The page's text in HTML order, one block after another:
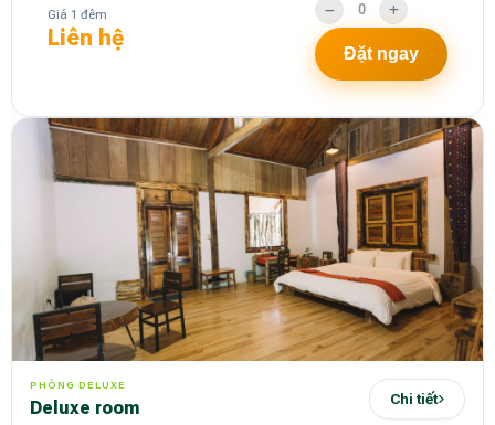
Giá 1 đêm
Liên hệ
Đặt ngay
PHÒNG DELUXE
Deluxe room Chi tiết